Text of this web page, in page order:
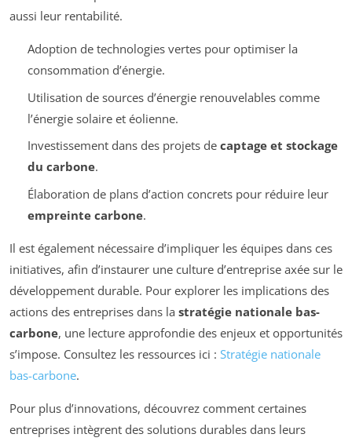
aussi leur rentabilité.
Adoption de technologies vertes pour optimiser la
consommation d’énergie.
Utilisation de sources d’énergie renouvelables comme
l’énergie solaire et éolienne.
Investissement dans des projets de captage et stockage
du carbone.
Élaboration de plans d’action concrets pour réduire leur
empreinte carbone.
Il est également nécessaire d’impliquer les équipes dans ces
initiatives, afin d’instaurer une culture d’entreprise axée sur le
développement durable. Pour explorer les implications des
actions des entreprises dans la stratégie nationale bas-
carbone, une lecture approfondie des enjeux et opportunités
s’impose. Consultez les ressources ici : Stratégie nationale
bas-carbone.
Pour plus d’innovations, découvrez comment certaines
entreprises intègrent des solutions durables dans leurs